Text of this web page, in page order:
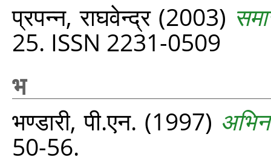
प्रपन्‍न, राघवेन्द्र(2003)
25. ISSN 2231-0509
भ
भण्डारी, पी.एन. (1997)
50-56.